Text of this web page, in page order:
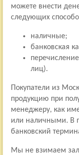
можете внести
следующих
наличные;
банковская
лиц).
Покупатели из
продукцию при
менеджеру, как
или наличными. В
банковский
Мы не взимаем